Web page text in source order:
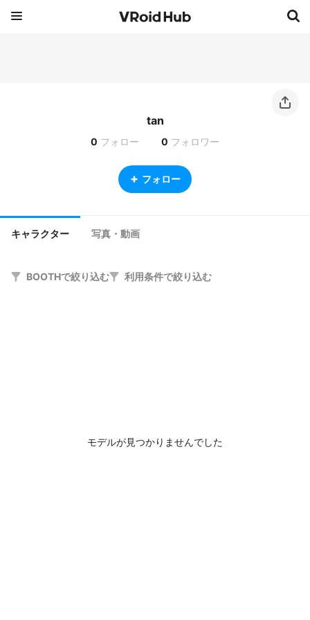
tan
0 フォロー 0 フォロワー
フォロー
キャラクター 写真・動画
BOOTHで絞り込む 利用条件で絞り込む
モデルが見つかりませんでした